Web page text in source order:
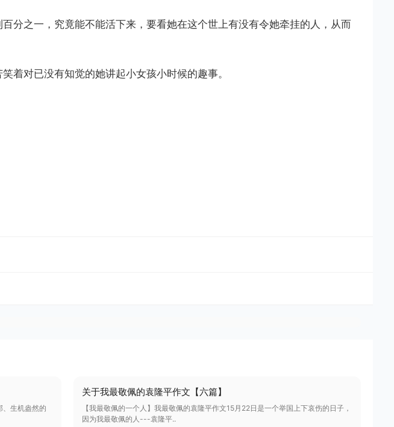
分之一，究竟能不能活下来，要看她在这个世上有没有令她牵挂的人，从而
着对已没有知觉的她讲起小女孩小时候的趣事。
、生机盎然的
关于我最敬佩的袁隆平作文【六篇】
【我最敬佩的一个人】我最敬佩的袁隆平作文15月22日是一个举国上下哀伤的日子，
因为我最敬佩的人---袁隆平..